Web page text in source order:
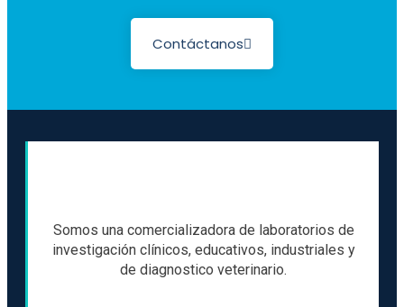
Contáctanos
Somos una comercializadora de laboratorios de
investigación clínicos, educativos, industriales y
de diagnostico veterinario.